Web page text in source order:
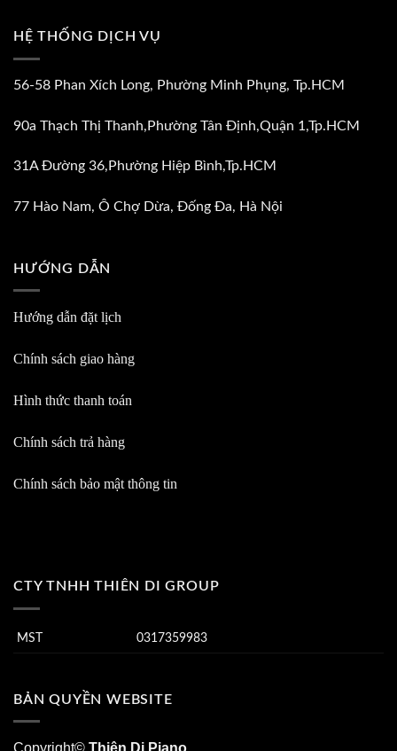
HỆ THỐNG DỊCH VỤ
56-58 Phan Xích Long, Phường Minh Phụng, Tp.HCM
90a Thạch Thị Thanh,Phường Tân Định,Quận 1,Tp.HCM
31A Đường 36,Phường Hiệp Bình,Tp.HCM
77 Hào Nam, Ô Chợ Dừa, Đống Đa, Hà Nội
HƯỚNG DẪN
Hướng dẫn đặt lịch
Chính sách giao hàng
Hình thức thanh toán
Chính sách trả hàng
Chính sách bảo mật thông tin
CTY TNHH THIÊN DI GROUP
MST 0317359983
BẢN QUYỀN WEBSITE